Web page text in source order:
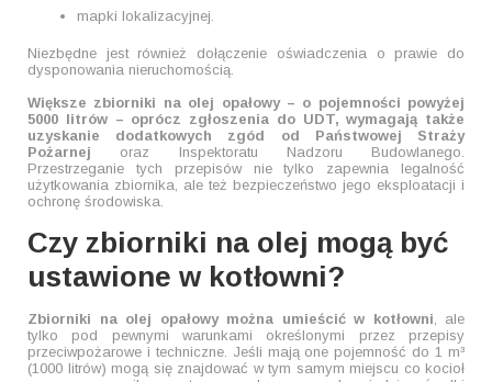
mapki lokalizacyjnej.
Niezbędne jest również dołączenie oświadczenia o prawie do
dysponowania nieruchomością.
Większe zbiorniki na olej opałowy – o pojemności powyżej
5000 litrów – oprócz zgłoszenia do UDT, wymagają także
uzyskanie dodatkowych zgód od Państwowej Straży
Pożarnej oraz Inspektoratu Nadzoru Budowlanego.
Przestrzeganie tych przepisów nie tylko zapewnia legalność
użytkowania zbiornika, ale też bezpieczeństwo jego eksploatacji i
ochronę środowiska.
Czy zbiorniki na olej mogą być
ustawione w kotłowni?
Zbiorniki na olej opałowy można umieścić w kotłowni, ale
tylko pod pewnymi warunkami określonymi przez przepisy
przeciwpożarowe i techniczne. Jeśli mają one pojemność do 1 m³
(1000 litrów) mogą się znajdować w tym samym miejscu co kocioł